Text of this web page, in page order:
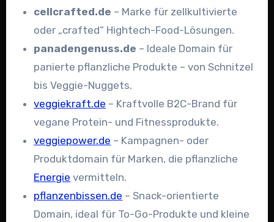
cellcrafted.de – Marke für zellkultivierte
oder „crafted“ Hightech-Food-Lösungen.
panadengenuss.de – Ideale Domain für
panierte pflanzliche Produkte – von Schnitzel
bis Veggie-Nuggets.
veggiekraft.de – Kraftvolle B2C-Brand für
vegane Protein- und Fitnessprodukte.
veggiepower.de – Kampagnen- oder
Produktdomain für Marken, die pflanzliche
Energie vermitteln.
pflanzenbissen.de –Snack-orientierte
Domain, ideal für To-Go-Produkte und kleine